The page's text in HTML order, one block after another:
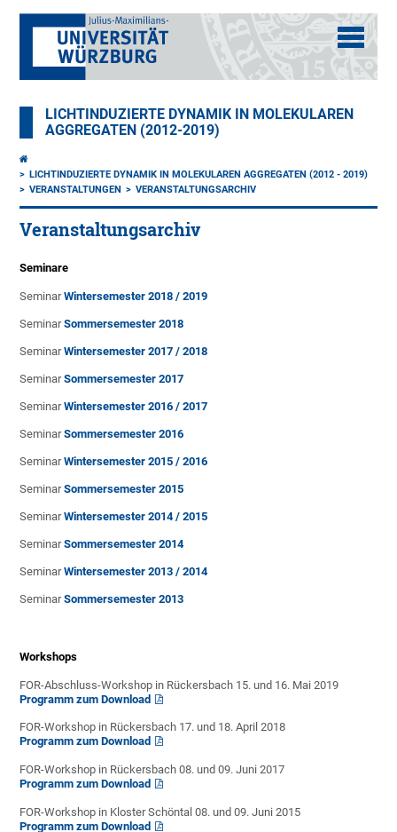
LICHTINDUZIERTE DYNAMIK IN MOLEKULAREN
AGGREGATEN (2012-2019)
LICHTINDUZIERTE DYNAMIK IN MOLEKULAREN AGGREGATEN (2012 - 2019)
VERANSTALTUNGEN
VERANSTALTUNGSARCHIV
Veranstaltungsarchiv
Seminare
SeminarWintersemester 2018 / 2019
SeminarSommersemester 2018
SeminarWintersemester 2017­ / 2018
SeminarSommersemester 2017
SeminarWintersemester 2016 / 2017
SeminarSommersemester 2016
SeminarWintersemester 2015 / 2016
SeminarSommersemester 2015
SeminarWintersemester 2014 / 2015
SeminarSommersemester 2014
SeminarWintersemester 2013 / 2014
SeminarSommersemester 2013
Workshops
FOR-Abschluss-Workshop in Rückersbach 15. und 16. Mai 2019
Programm zum Download
FOR-Workshop in Rückersbach 17. und 18. April 2018
Programm zum Download
FOR-Workshop in Rückersbach 08. und 09. Juni 2017
Programm zum Download
FOR-Workshop in Kloster Schöntal 08. und 09. Juni 2015
Programm zum Download